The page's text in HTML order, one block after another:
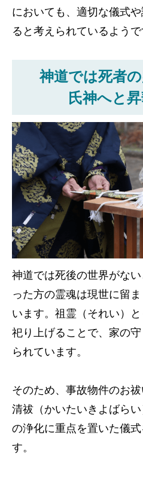
においても、適切な儀式
ると考えられているようで
神道では死者の
氏神へと
神道では死後の世界がな
った方の霊魂は現世に留
います。祖霊（それい）
祀り上げることで、家の
られています。
そのため、事故物件のお
清祓（かいたいきよばら
の浄化に重点を置いた儀
す。